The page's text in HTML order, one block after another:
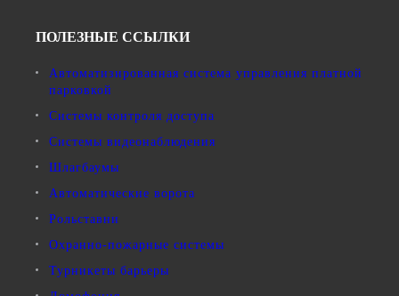
ПОЛЕЗНЫЕ ССЫЛКИ
Автоматизированная система управления платной
парковкой
Системы контроля доступа
Системы видеонаблюдения
Шлагбаумы
Автоматические ворота
Рольставни
Охранно-пожарные системы
Турникеты барьеры